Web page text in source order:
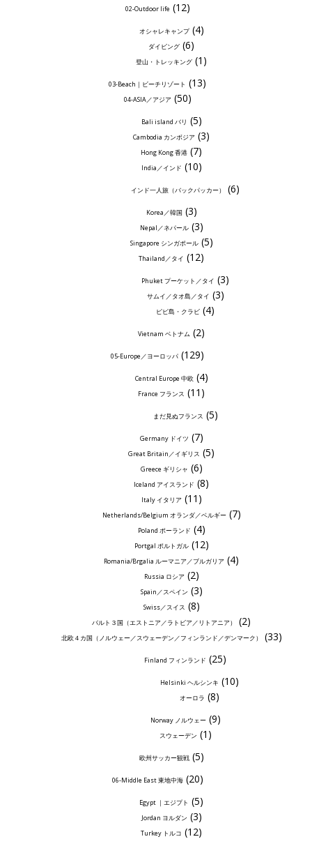
02-Outdoor life(12)
オシャレキャンプ(4)
ダイビング (6)
登山・トレッキング (1)
03-Beach｜ビーチリゾート (13)
04-ASIA／アジア(50)
Bali island バリ (5)
Cambodia カンボジア (3)
Hong Kong 香港 (7)
India／インド (10)
インド一人旅（バックパッカー） (6)
Korea／韓国 (3)
Nepal／ネパール(3)
Singapore シンガポール(5)
Thailand／タイ (12)
Phuket プーケット／タイ (3)
サムイ／タオ島／タイ (3)
ピピ島・クラビ (4)
Vietnam ベトナム (2)
05-Europe／ヨーロッパ (129)
Central Europe 中欧 (4)
France フランス (11)
まだ見ぬフランス (5)
Germany ドイツ (7)
Great Britain／イギリス (5)
Greece ギリシャ (6)
Iceland アイスランド (8)
Italy イタリア(11)
Netherlands/Belgium オランダ／ベルギー(7)
Poland ポーランド (4)
Portgal ポルトガル(12)
Romania/Brgalia ルーマニア／ブルガリア (4)
Russia ロシア(2)
Spain／スペイン (3)
Swiss／スイス (8)
バルト３国（エストニア／ラトビア／リトアニア） (2)
北欧４カ国（ノルウェー／スウェーデン／フィンランド／デンマーク） (33)
Finland フィンランド (25)
Helsinki ヘルシンキ (10)
オーロラ (8)
Norway ノルウェー(9)
スウェーデン (1)
欧州サッカー観戦(5)
06-Middle East 東地中海(20)
Egypt ｜エジプト (5)
Jordan ヨルダン (3)
Turkey トルコ (12)